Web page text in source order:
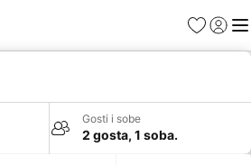
FavoritiPrijavi
Gosti i sobe
2 gosta, 1 soba.